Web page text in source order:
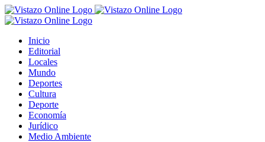
Saltar
al
Inicio
Editorial
Locales
Mundo
Deportes
Cultura
Deporte
Economía
Jurídico
Medio Ambiente